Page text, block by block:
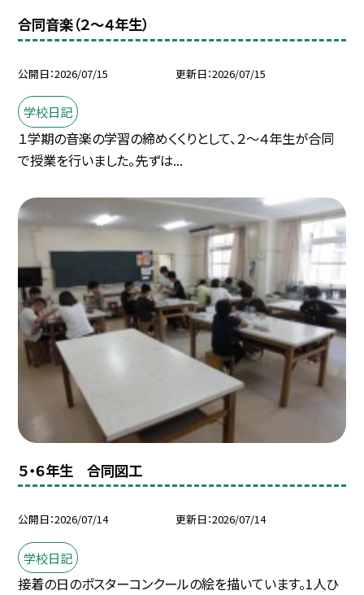
合同音楽（２～４年生）
公開日 2026/07/15 更新日 2026/07/15
学校日記
１学期の音楽の学習の締めくくりとして、２～４年生が合同
で授業を行いました。先ずは...
５・６年生 合同図工
公開日 2026/07/14 更新日 2026/07/14
学校日記
接着の日のポスターコンクールの絵を描いています。1人ひ